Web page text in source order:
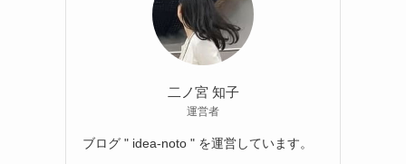
二ノ宮 知子
運営者
ブログ " idea-noto " を運営しています。